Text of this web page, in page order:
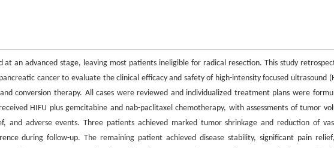
at an advanced stage, leaving most patients ineligible for radical resection. This study
cancer to evaluate the clinical efficacy and safety of high-intensity focused ultrasound
conversion therapy. All cases were reviewed and individualized treatment plans were
HIFU plus gemcitabine and nab-paclitaxel chemotherapy, with assessments of tumor
and adverse events. Three patients achieved marked tumor shrinkage and reduction of
during follow-up. The remaining patient achieved disease stability, significant pain